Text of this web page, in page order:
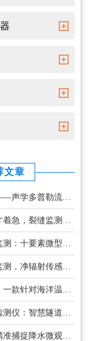
文章
速剖面仪实现多层水情监测
传感器24小时盯着建筑安全
气象仪一站式捕捉全域气象变化
传感器推动气候研究数字化
度、盐分、电导率监测的传感器
闭空间尾气污染智能监测专用设备
微观特征的气象监测设备